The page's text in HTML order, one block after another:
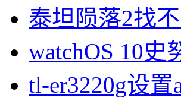
泰坦陨落2找
watchOS 10史
tl-er3220g设置